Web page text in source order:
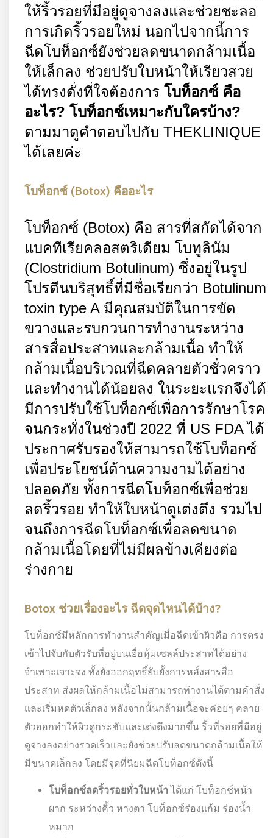
ให้ริ้วรอยที่มีอยู่ดูจางลงและช่วยชะลอ
การเกิดริ้วรอยใหม่ นอกไปจากนี้การ
ฉีดโบท็อกซ์ยังช่วยลดขนาดกล้ามเนื้อ
ให้เล็กลง ช่วยปรับใบหน้าให้เรียวสวย
ได้ทรงดั่งที่ใจต้องการ โบท็อกซ์ คือ
อะไร? โบท็อกซ์เหมาะกับใครบ้าง?
ตามมาดูคำตอบไปกับ THEKLINIQUE
ได้เลยค่ะ
โบท็อกซ์ (Botox) คืออะไร
โบท็อกซ์ (Botox) คือ สารที่สกัดได้จาก
แบคทีเรียคลอสตริเดียม โบทูลินัม
(Clostridium Botulinum) ซึ่งอยู่ในรูป
โปรตีนบริสุทธิ์ที่มีชื่อเรียกว่า Botulinum
toxin type A มีคุณสมบัติในการขัด
ขวางและรบกวนการทำงานระหว่าง
สารสื่อประสาทและกล้ามเนื้อ ทำให้
กล้ามเนื้อบริเวณที่ฉีดคลายตัวชั่วคราว
และทำงานได้น้อยลง ในระยะแรกจึงได้
มีการปรับใช้โบท็อกซ์เพื่อการรักษาโรค
จนกระทั่งในช่วงปี 2022 ที่ US FDAได้
ประกาศรับรองให้สามารถใช้โบท็อกซ์
เพื่อประโยชน์ด้านความงามได้อย่าง
ปลอดภัย ทั้งการฉีดโบท็อกซ์เพื่อช่วย
ลดริ้วรอย ทำให้ใบหน้าดูเต่งตึง รวมไป
จนถึงการฉีดโบท็อกซ์เพื่อลดขนาด
กล้ามเนื้อโดยที่ไม่มีผลข้างเคียงต่อ
ร่างกาย
Botox ช่วยเรื่องอะไร ฉีดจุดไหนได้บ้าง?
โบท็อกซ์มีหลักการทำงานสำคัญเมื่อฉีดเข้าผิวคือ การตรง
เข้าไปจับกับตัวรับที่อยู่บนเยื่อหุ้มเซลล์ประสาทได้อย่าง
จำเพาะเจาะจง ทั้งยังออกฤทธิ์ยับยั้งการหลั่งสารสื่อ
ประสาท ส่งผลให้กล้ามเนื้อไม่สามารถทำงานได้ตามคำสั่ง
และเริ่มหดตัวเล็กลง หลังจากนั้นกล้ามเนื้อจะค่อยๆ คลาย
ตัวออกทำให้ผิวดูกระชับและเต่งตึงมากขึ้น ริ้วที่รอยที่มีอยู่
ดูจางลงอย่างรวดเร็วและยังช่วยปรับลดขนาดกล้ามเนื้อให้
มีขนาดเล็กลง โดยมีจุดที่นิยมฉีดโบท็อกซ์ดังนี้
โบท็อกซ์ลดริ้วรอยทั่วใบหน้า ได้แก่ โบท็อกซ์หน้า
ผาก ระหว่างคิ้ว หางตา โบท็อกซ์ร่องแก้ม ร่องน้ำ
หมาก